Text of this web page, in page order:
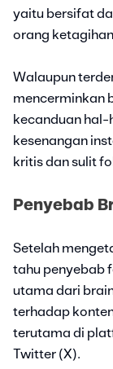
yaitu bersifat
orang
Walaupun
mencerminkan
kecanduan
kesenangan
kritis dan sulit
Penyebab
Setelah
tahu penyebab
utama dari
terhadap
terutama di
Twitter (X).